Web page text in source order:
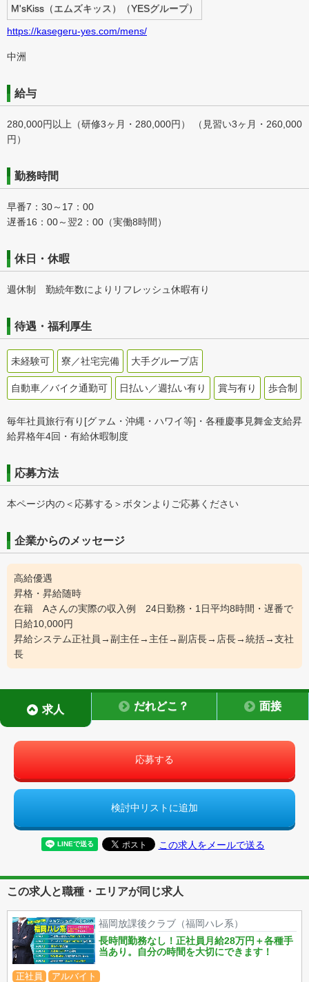
M'sKiss（エムズキッス）（YESグループ）
https://kasegeru-yes.com/mens/
中洲
給与
280,000円以上（研修3ヶ月・280,000円） （見習い3ヶ月・260,000
円）
勤務時間
早番7：30～17：00
遅番16：00～翌2：00（実働8時間）
休日・休暇
週休制 勤続年数によりリフレッシュ休暇有り
待遇・福利厚生
未経験可 寮／社宅完備 大手グループ店
自動車／バイク通勤可 日払い／週払い有り 賞与有り 歩合制
毎年社員旅行有り[グァム・沖縄・ハワイ等]・各種慶事見舞金支給昇
給昇格年4回・有給休暇制度
応募方法
本ページ内の＜応募する＞ボタンよりご応募ください
企業からのメッセージ
高給優遇
昇格・昇給随時
在籍 Aさんの実際の収入例 24日勤務・1日平均8時間・遅番で
日給10,000円
昇給システム正社員→副主任→主任→副店長→店長→統括→支社
長
求人 だれどこ？ 面接
応募する
検討中リストに追加
この求人をメールで送る
この求人と職種・エリアが同じ求人
福岡放課後クラブ（福岡ハレ系）
長時間勤務なし！正社員月給28万円＋各種手
当あり。自分の時間を大切にできます！
正社員 アルバイト